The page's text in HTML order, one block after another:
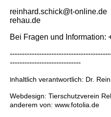
reinhard.schick@t-online.de
rehau.de
Bei Fragen und Information:
-----------------------------
nhaltlich verantwortlich: Dr.
Webdesign: Tierschutzverein
anderem von: www.fotolia.de